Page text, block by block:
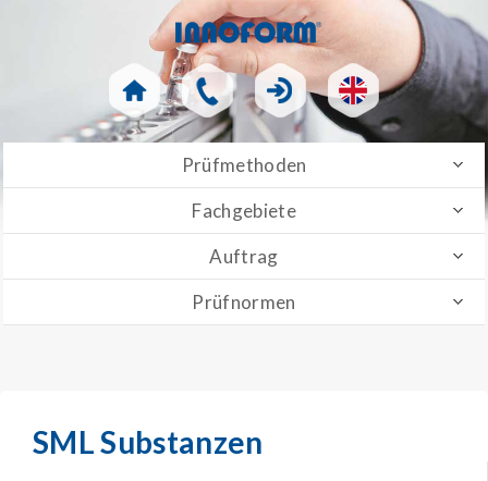
Prüfmethoden
Fachgebiete
Auftrag
Prüfnormen
SML Substanzen